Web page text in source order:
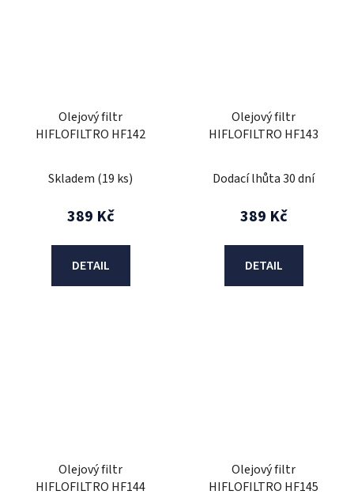
Olejový filtr
HIFLOFILTRO HF142
Skladem (19 ks)
389 Kč
DETAIL
Olejový filtr
HIFLOFILTRO HF143
Dodací lhůta 30 dní
389 Kč
DETAIL
Olejový filtr
HIFLOFILTRO HF144
Olejový filtr
HIFLOFILTRO HF145